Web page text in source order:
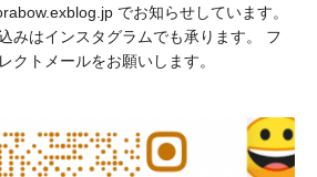
でお知らせしています。
みはインスタグラムでも承ります。 フ
クトメールをお願いします。